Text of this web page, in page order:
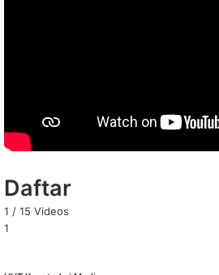
Daftar
1 / 15 Videos
1